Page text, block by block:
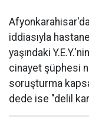
iddiasıyla
yaşındaki
cinayet şüphesi
soruşturma
dede ise "delil